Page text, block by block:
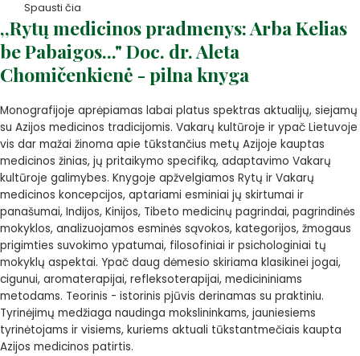
Spausti čia
,,Rytų medicinos pradmenys: Arba Kelias
be Pabaigos..." Doc. dr. Aleta
Chomičenkienė - pilna knyga
Monografijoje aprėpiamas labai platus spektras aktualijų, siejamų
su Azijos medicinos tradicijomis. Vakarų kultūroje ir ypač Lietuvoje
vis dar mažai žinoma apie tūkstančius metų Azijoje kauptas
medicinos žinias, jų pritaikymo specifiką, adaptavimo Vakarų
kultūroje galimybes. Knygoje apžvelgiamos Rytų ir Vakarų
medicinos koncepcijos, aptariami esminiai jų skirtumai ir
panašumai, Indijos, Kinijos, Tibeto medicinų pagrindai, pagrindinės
mokyklos, analizuojamos esminės sąvokos, kategorijos, žmogaus
prigimties suvokimo ypatumai, filosofiniai ir psichologiniai tų
mokyklų aspektai. Ypač daug dėmesio skiriama klasikinei jogai,
cigunui, aromaterapijai, refleksoterapijai, medicininiams
metodams. Teorinis - istorinis pjūvis derinamas su praktiniu.
Tyrinėjimų medžiaga naudinga mokslininkams, jauniesiems
tyrinėtojams ir visiems, kuriems aktuali tūkstantmečiais kaupta
Azijos medicinos patirtis.